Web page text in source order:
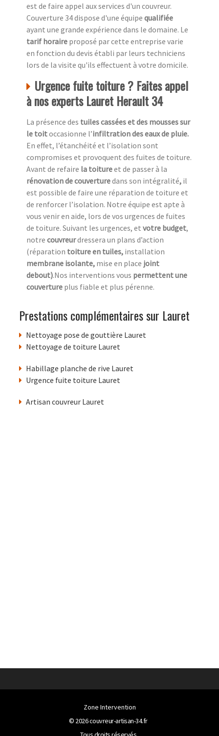
est de faire appel aux services d'un couvreur.
Couverture 34 dispose d'une équipe qualifiée
ayant une grande expérience dans le domaine. Le
tarif horaire proposé par cette entreprise varie
en fonction du devis établi par leurs techniciens
lors de la visite qu'ils effectuent à votre domicile.
Urgence fuite toiture ? Faites appel
à nos experts Lauret Herault 34
La présence des tuiles cassées et des mousses sur
le toitoccasionne l’infiltration des eaux de pluie.
En effet, l’étanchéité et l’isolation sont
compromises et provoquent des fuites de toiture.
Avant de refaire la toitureet de passer à la
rénovation de couverturedans son intégralité, il
est possible de faire une réparation de toiture et
de renforcer l’isolation. Notre équipe est apte à
vous venir en aide, lors de vos urgences de fuites
de toiture. Suivant les urgences, et votre budget,
notre couvreurdressera un plans d’action
(réparation toiture en tuiles, installation
membrane isolante, mise en place joint
debout).Nos interventions vous permettent une
couverture plus fiable et plus pérenne.
Prestations complémentaires sur Lauret
Nettoyage pose de gouttière Lauret
Nettoyage de toiture Lauret
Habillage planche de rive Lauret
Urgence fuite toiture Lauret
Artisan couvreur Lauret
Zone Intervention
© 2026couvreur-artisan-34.fr